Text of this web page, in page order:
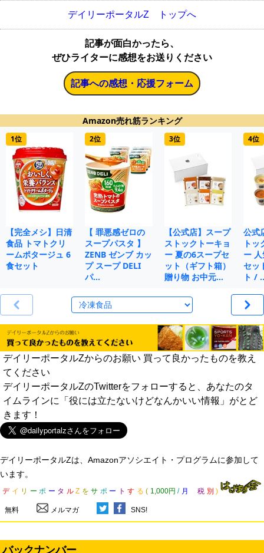
デイリーポータルZ トップへ
記事が面白かったら、
ぜひライターに感想をお送りください
記事への感想・応援フォーム
Amazon売れ筋ランキング
1位
【完全メシ】日清
食品 トマトクリ
ームポタージュ 6
食セット
2位
【 罪悪感ゼロの
スープパスタ 】
ZENB ゼンブ カッ
プ スープ DELI
パ…
3位
【公式店】スープ
ストックトーキョ
ー 夏の6スープセ
ット（ギフト箱）
贈り物 お中元…
4位
公式
ト
ー
セッ
ト /
デイリーポータルZからのお願い 買って良かったものを教え
てください
デイリーポータルZのTwitterをフォローすると、あなたのタ
イムラインに「役には立たないけどなんかいい情報」がとど
きます！
デイリーポータルZは、Amazonアソシエイト・プログラムに参加して
います。
デ イ リ ー ポ ー タ ル Z を サ ポ ー ト す る ( 1,000円 / 月 税 別 )
無料 メルマガ SNS!
バックナンバー